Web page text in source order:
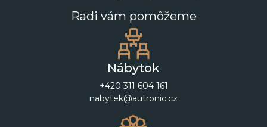
Radi vám pomôžeme
Nábytok
+420 311 604 161
nabytek@autronic.cz